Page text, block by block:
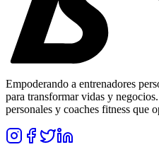
Empoderando a entrenadores
para transformar vidas y
personales y coaches fitness que